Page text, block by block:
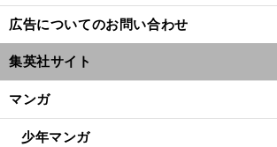
広告についてのお問い合わせ
集英社サイト
マンガ
少年マンガ